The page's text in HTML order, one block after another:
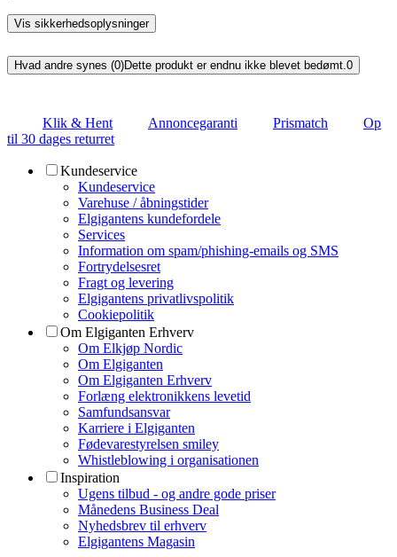
Vis sikkerhedsoplysninger
Hvad andre synes (0)Dette produkt er endnu ikke blevet bedømt. 0
Klik & Hent Annoncegaranti Prismatch
Op
til 30 dages returret
Kundeservice
Kundeservice
Varehuse / åbningstider
Elgigantens kundefordele
Services
Information om spam/phishing-emails og SMS
Fortrydelsesret
Fragt og levering
Elgigantens privatlivspolitik
Cookiepolitik
Om Elgiganten Erhverv
Om Elkjøp Nordic
Om Elgiganten
Om Elgiganten Erhverv
Forlæng elektronikkens levetid
Samfundsansvar
Karriere i Elgiganten
Fødevarestyrelsen smiley
Whistleblowing i organisationen
Inspiration
Ugens tilbud - og andre gode priser
Månedens Business Deal
Nyhedsbrev til erhverv
Elgigantens Magasin